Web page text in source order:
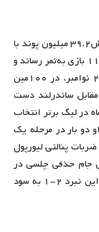
در ۱۳ آگوست ۲۰۰۸، او قرار دادی ۵ ساله به ارزش۳۹.۲ میلیون پوند با
چلسی امضاء نمود. در فصل ۲۰۰۸-۲۰۰۹ ۵ گل در ۱۱ بازی به‌ثمر رساند و
بازی‌های درخشانی از خود به نمایش گذاشت. در ۲ نوامبر، در ۱۰۰مین
بازی لمپارد در لیگ برتر، چلسی به پیروزی ۵-۰ مقابل ساندرلند دست
در لیگ برتر انتخاب
دو بار در مرحله یک
پنالتی لیورپول
نهایی جام حذفی چلسی در
برابر آرسنال با کمک لمپارد به دو گل دست یافت و این نبرد ۲-۱ به سود